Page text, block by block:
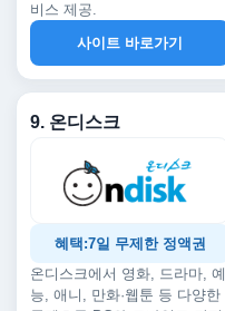
비스 제공.
사이트 바로가기
9. 온디스크
혜택:7일 무제한 정액권
온디스크에서 영화, 드라마, 예
능, 애니, 만화·웹툰 등 다양한